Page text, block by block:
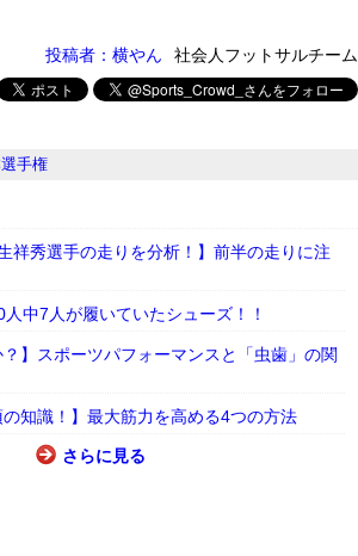
投稿者：横やん
社会人フットサルチーム
選手権
祥秀選手の走りを分析！】前半の走りに注
中7人が履いていたシューズ！！
？】スポーツパフォーマンスと「虫歯」の関
の知識！】最大筋力を高める4つの方法
さらに見る